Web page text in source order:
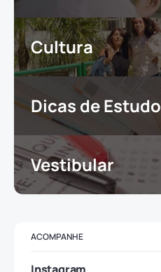
Cultura
Dicas de Estudo
Vestibular
ACOMPANHE